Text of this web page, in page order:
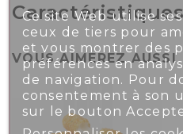
VOUS AIMEREZ AUSSI
Ce site Web utilise
ceux de tiers pour
et vous montrer des
préférences en
de navigation. Pour
consentement à son
sur le bouton